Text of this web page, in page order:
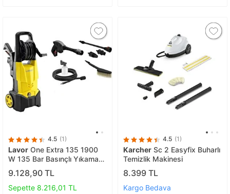
4.5 (1)
Lavor One Extra 135 1900
W 135 Bar Basınçlı Yıkama
Makinesi
9.128,90 TL
Sepette 8.216,01 TL
4.5 (1)
Karcher Sc 2 Easyfix Buharlı
Temizlik Makinesi
8.399 TL
Kargo Bedava